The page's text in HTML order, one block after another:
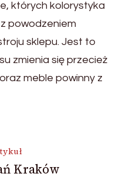
których kolorystyka
powodzeniem
sklepu. Jest to
zmienia się przecież
meble powinny z
Kraków